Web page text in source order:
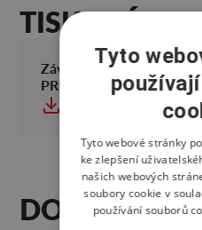
TISKOVÉ
Závěrečná tisková
PRESENT 2025
Tyto
Tyto webové stránky
ke zlepšení
našich webových
soubory cookie v
používání souborů